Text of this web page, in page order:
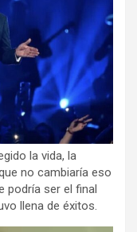
la vida, la
no cambiaría eso
podría ser el final
llena de éxitos.